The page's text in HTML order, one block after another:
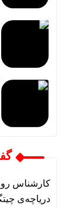
کارشناس
دریاچه‌ی